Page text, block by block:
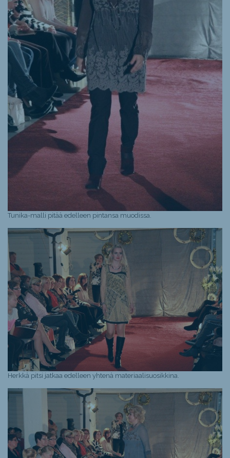
Tunika-malli pitää edelleen pintansa muodissa.
Herkkä pitsi jatkaa edelleen yhtenä materiaalisuosikkina.